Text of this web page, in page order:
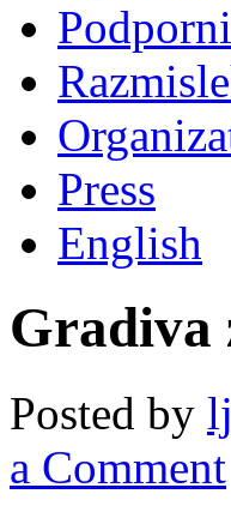
Press
English
Gradiva
Posted by
a Comment